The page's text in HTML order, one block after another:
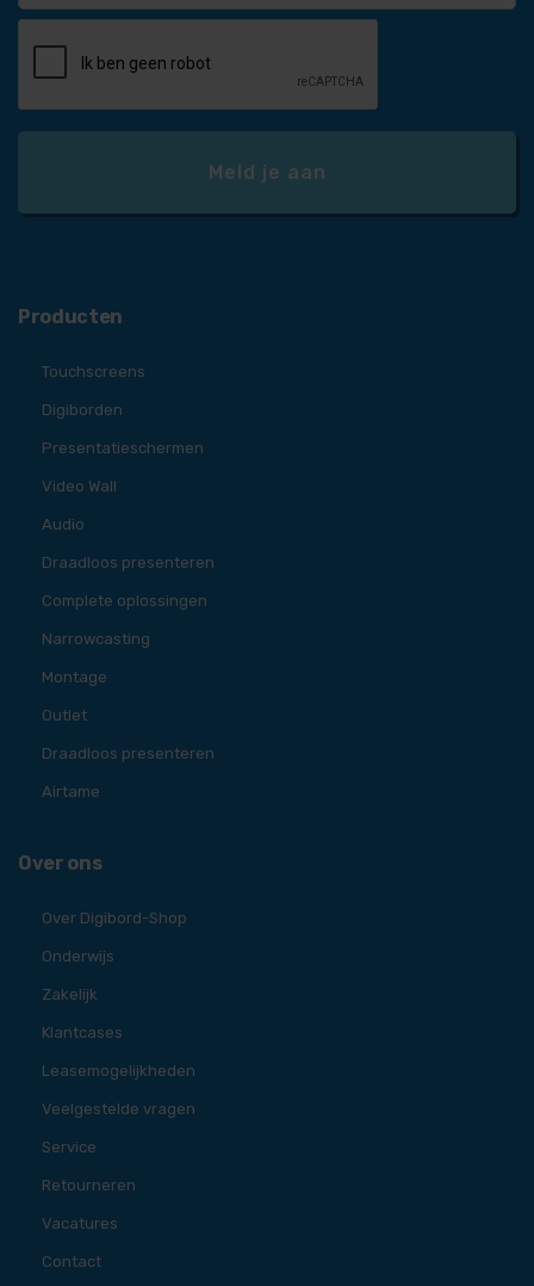
Producten
Touchscreens
Digiborden
Presentatieschermen
Video Wall
Audio
Draadloos presenteren
Complete oplossingen
Narrowcasting
Montage
Outlet
Draadloos presenteren
Airtame
Over ons
Over Digibord-Shop
Onderwijs
Zakelijk
Klantcases
Leasemogelijkheden
Veelgestelde vragen
Service
Retourneren
Vacatures
Contact